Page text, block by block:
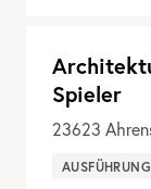
Spieler
23623
AUSFÜHRUNG